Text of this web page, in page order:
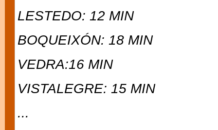
LESTEDO: 12 MIN
BOQUEIXÓN: 18 MIN
VEDRA:16 MIN
VISTALEGRE: 15 MIN
...